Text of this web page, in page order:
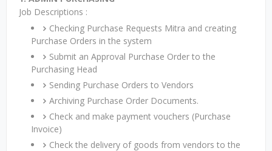
Job Descriptions :
Checking Purchase Requests Mitra and creating
Purchase Orders in the system
Submit an Approval Purchase Order to the
Purchasing Head
Sending Purchase Orders to Vendors
Archiving Purchase Order Documents.
Check and make payment vouchers (Purchase
Invoice)
Check the delivery of goods from vendors to the